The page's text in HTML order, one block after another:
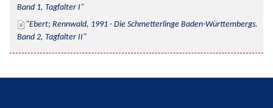
Band 1, Tagfalter I
Ebert; Rennwald, 1991 - Die Schmetterlinge Baden-Württembergs.
Band 2, Tagfalter II